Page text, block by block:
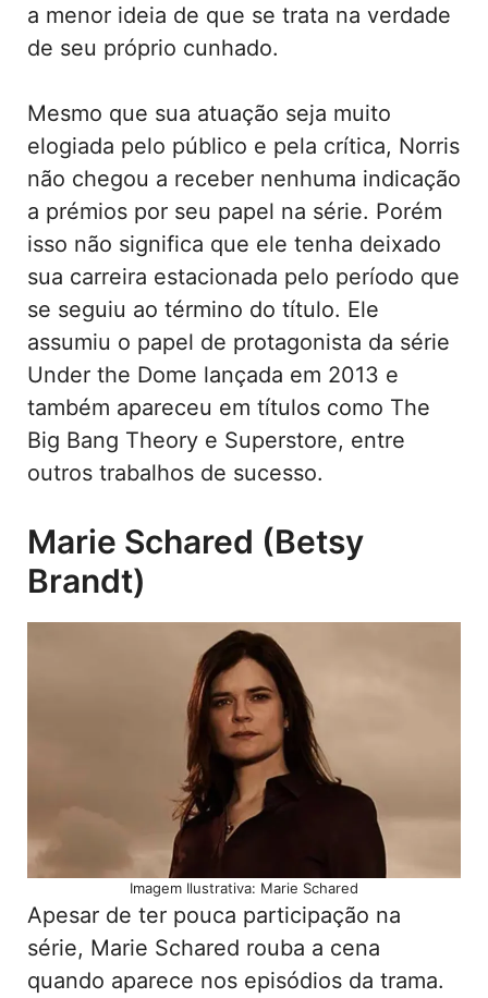
a menor ideia de que se trata na verdade
de seu próprio cunhado.
Mesmo que sua atuação seja muito
elogiada pelo público e pela crítica, Norris
não chegou a receber nenhuma indicação
a prémios por seu papel na série. Porém
isso não significa que ele tenha deixado
sua carreira estacionada pelo período que
se seguiu ao término do título. Ele
assumiu o papel de protagonista da série
Under the Dome lançada em 2013 e
também apareceu em títulos como The
Big Bang Theory e Superstore, entre
outros trabalhos de sucesso.
Marie Schared (Betsy
Brandt)
Imagem Ilustrativa: Marie Schared
Apesar de ter pouca participação na
série, Marie Schared rouba a cena
quando aparece nos episódios da trama.